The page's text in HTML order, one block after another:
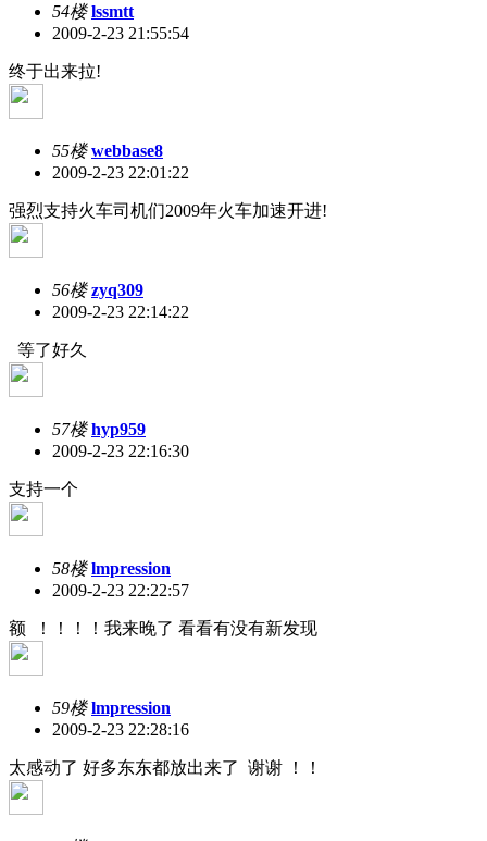
54楼 lssmtt
2009-2-23 21:55:54
终于出来拉!
55楼 webbase8
2009-2-23 22:01:22
强烈支持火车司机们2009年火车加速开进!
56楼 zyq309
2009-2-23 22:14:22
等了好久
57楼 hyp959
2009-2-23 22:16:30
支持一个
58楼 lmpression
2009-2-23 22:22:57
额 ！！！！我来晚了 看看有没有新发现
59楼 lmpression
2009-2-23 22:28:16
太感动了 好多东东都放出来了 谢谢 ！！